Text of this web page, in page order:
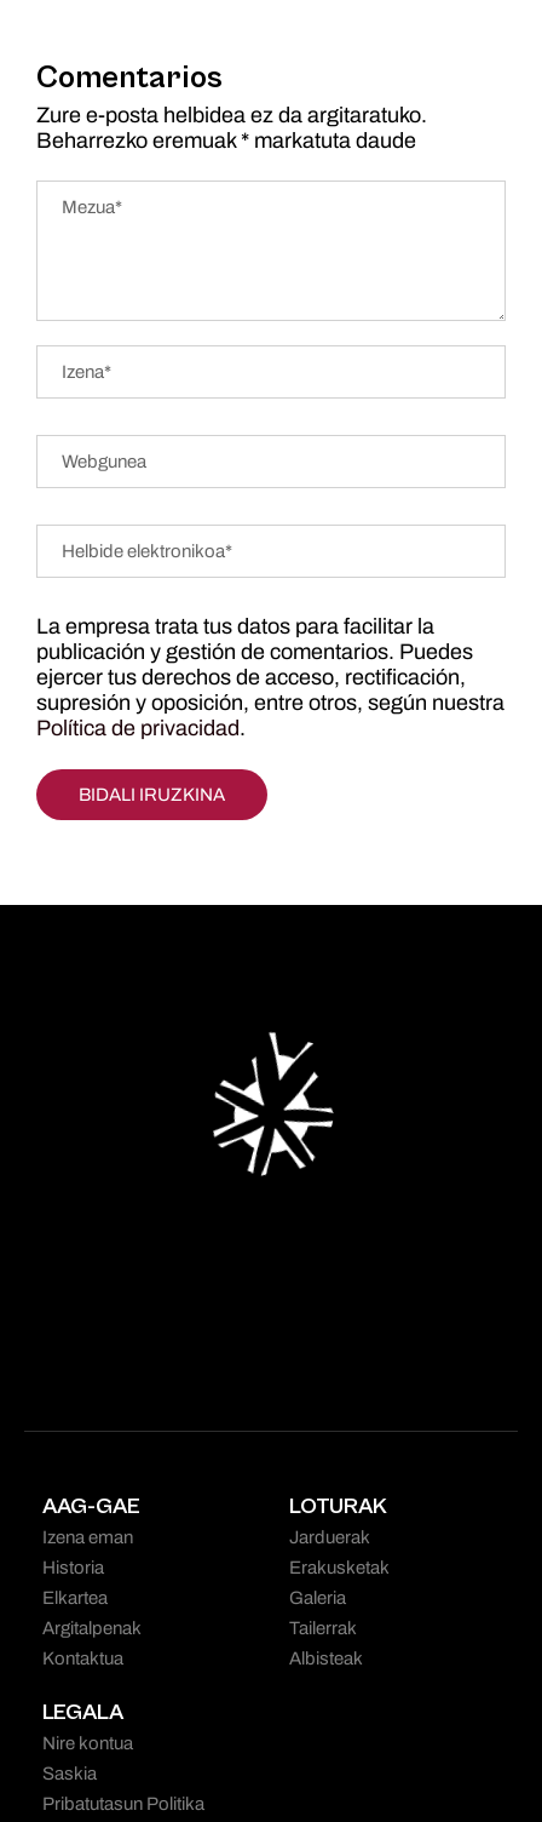
Comentarios
Zure e-posta helbidea ez da argitaratuko.
Beharrezko eremuak * markatuta daude
La empresa trata tus datos para facilitar la
publicación y gestión de comentarios. Puedes
ejercer tus derechos de acceso, rectificación,
supresión y oposición, entre otros, según nuestra
Política de privacidad.
AAG-GAE
Izena eman
Historia
Elkartea
Argitalpenak
Kontaktua
LOTURAK
Jarduerak
Erakusketak
Galeria
Tailerrak
Albisteak
LEGALA
Nire kontua
Saskia
Pribatutasun Politika